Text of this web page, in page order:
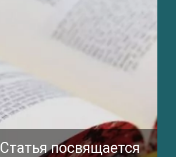
Статья посвящается